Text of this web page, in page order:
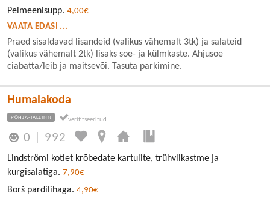
Pelmeenisupp. 4,00€
VAATA EDASI ...
Praed sisaldavad lisandeid (valikus vähemalt 3tk) ja salateid
(valikus vähemalt 2tk) lisaks soe- ja külmkaste. Ahjusoe
ciabatta/leib ja maitsevõi. Tasuta parkimine.
Humalakoda
PÕHJA-TALLINN
0 992
Lindströmi kotlet krõbedate kartulite, trühvlikastme ja
kurgisalatiga. 7,90€
Borš pardilihaga. 4,90€